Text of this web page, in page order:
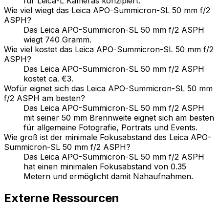
Wie viel wiegt das Leica APO-Summicron-SL 50 mm f/2
ASPH?
Das Leica APO-Summicron-SL 50 mm f/2 ASPH
wiegt 740 Gramm.
Wie viel kostet das Leica APO-Summicron-SL 50 mm f/2
ASPH?
Das Leica APO-Summicron-SL 50 mm f/2 ASPH
kostet ca. €3.
Wofür eignet sich das Leica APO-Summicron-SL 50 mm
f/2 ASPH am besten?
Das Leica APO-Summicron-SL 50 mm f/2 ASPH
mit seiner 50 mm Brennweite eignet sich am besten
für allgemeine Fotografie, Porträts und Events.
Wie groß ist der minimale Fokusabstand des Leica APO-
Summicron-SL 50 mm f/2 ASPH?
Das Leica APO-Summicron-SL 50 mm f/2 ASPH
hat einen minimalen Fokusabstand von 0.35
Metern und ermöglicht damit Nahaufnahmen.
Externe Ressourcen